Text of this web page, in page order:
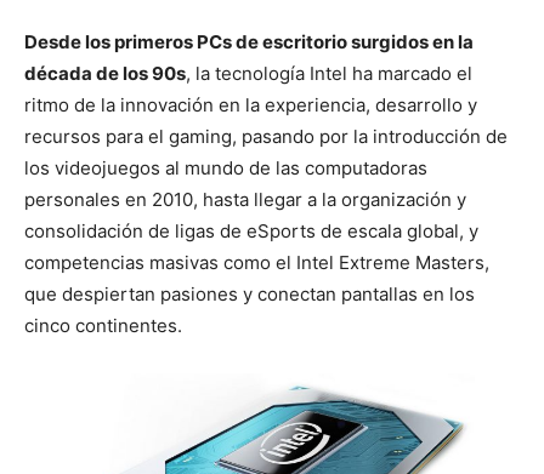
Desde los primeros PCs de escritorio surgidos en la
década de los 90s, la tecnología Intel ha marcado el
ritmo de la innovación en la experiencia, desarrollo y
recursos para el gaming, pasando por la introducción de
los videojuegos al mundo de las computadoras
personales en 2010, hasta llegar a la organización y
consolidación de ligas de eSports de escala global, y
competencias masivas como el Intel Extreme Masters,
que despiertan pasiones y conectan pantallas en los
cinco continentes.